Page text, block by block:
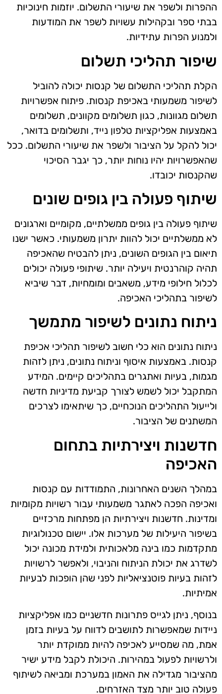
ההפרות ולשפר את שיעורי התשלום. יוזמות חינוכיות
בבתי ספר ובקהילות עשויות לשפר את המודעות
ולמנוע הפרות עתידיות.
שיפור תהליכי תשלום
הקלת תהליכי התשלום של קנסות יכולה להוביל
לשיפור משמעותי באכיפת קנסות. פיתוח אפשרויות
תשלום מגוונות, כגון תשלומים מקוונים, תשלומים
באמצעות אפליקציות טלפון נייד, ותשלומים בדואר,
יכול להקל על הציבור ולשפר את שיעורי התשלום. ככל
שהאפשרויות יהיו נוחות יותר, כך יגבר הסיכוי
שהקנסות יכובדו.
שיתוף פעולה בין גופים שונים
שיתוף פעולה בין גופים ממשלתיים, מקומיים וארגונים
לא ממשלתיים יכול להוות יתרון משמעותי. כאשר ישנו
תיאום בין הגופים השונים, ניתן להבטיח שהאכיפה
תהיה קוהרנטית ויעילה יותר. שיתופי פעולה יכולים
לכלול חילופי מידע, משאבים ומומחיות, דבר שיביא
לשיפור בתהליכי האכיפה.
ניתוח נתונים לשיפור מתמשך
ניתוח נתונים הוא כלי חשוב לשיפור תהליכי אכיפת
קנסות. באמצעות איסוף וניתוח נתונים, ניתן לזהות
מגמות, בעיות ואתגרים בתהליכים קיימים. המידע
המתקבל יכול לשמש לצורך קביעת מדיניות חדשה
ולייעול התהליכים הנוכחיים, כך שיתאימו לצרכים
המשתנים של הציבור.
חדשנות ויצירתיות בתחום
האכיפה
במהלך השנים האחרונות, התמודדות עם קנסות
ואכיפה הפכה לאתגר משמעותי עבור רשויות מקומיות
ומדינות. חדשנות ויצירתיות הן מפתחות מרכזיים
בשיפור היעילות של מערכות אלו. יישום טכנולוגיות
מתקדמות כמו בינה מלאכותית ולמידת מכונה יכול
לשדרג את יכולת הניתוח והניבוי, ולאפשר לרשויות
לזהות בעיות פוטנציאליות לפני שהן הופכות לבעיות
אמיתיות.
בנוסף, ניתן לגייס פתרונות חדשניים כמו אפליקציות
ניידות שמאפשרות לתושבים לדווח על בעיות בזמן
אמת, מה שמסייע לאכיפה להיות ממוקדת יותר
ולרשויות לפעול במהירות. היכולת לקבל מידע ישיר
מהציבור מגדילה את האמון במערכת ומביאה לשיתוף
פעולה טוב יותר מצד האזרחים.